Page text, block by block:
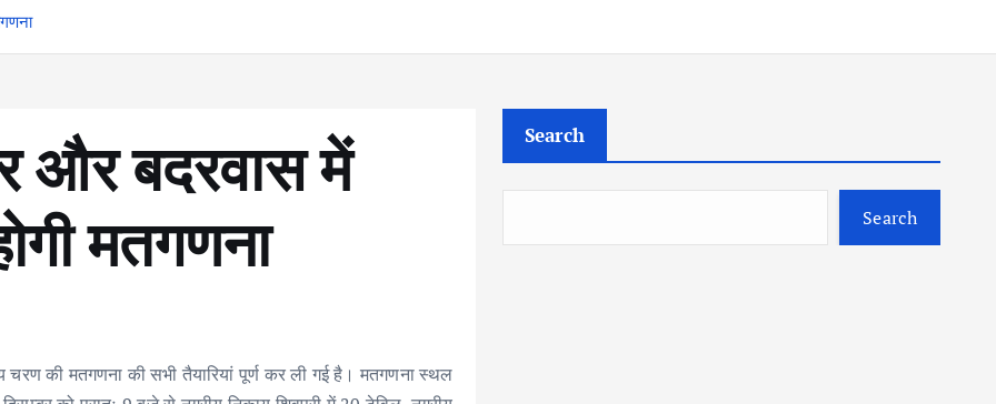
और बदरवास में
मतगणना
चरण की मतगणना की सभी तैयारियां पूर्ण कर ली गई है। मतगणना स्थल
Search
Search